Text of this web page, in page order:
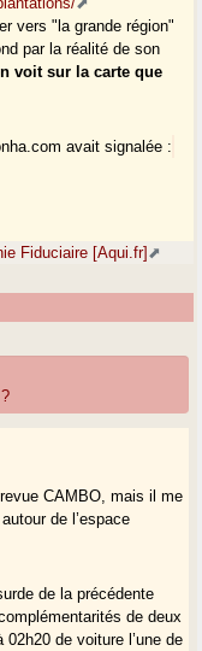
vers "la grande région"
par la réalité de son
voit sur la carte que
avait signalée :
Fiduciaire [Aqui.fr]
CAMBO, mais il me
de l’espace
de la précédente
de deux
de voiture l’une de